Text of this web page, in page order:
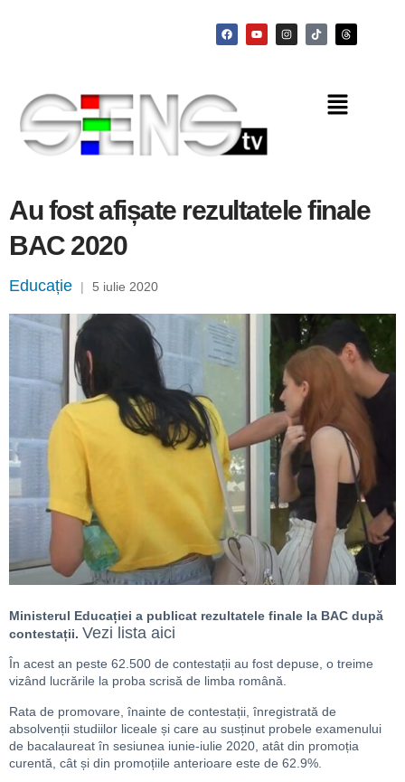
Au fost afișate rezultatele finale
BAC 2020
Educație | 5 iulie 2020
Ministerul Educației a publicat rezultatele finale la BAC după
contestații. Vezi lista aici
În acest an peste 62.500 de contestații au fost depuse, o treime
vizând lucrările la proba scrisă de limba română.
Rata de promovare, înainte de contestații, înregistrată de
absolvenții studiilor liceale și care au susținut probele examenului
de bacalaureat în sesiunea iunie-iulie 2020, atât din promoția
curentă, cât și din promoțiile anterioare este de 62.9%.